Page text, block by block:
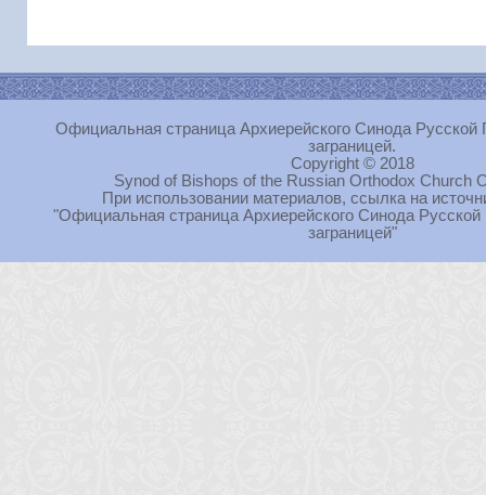
Официальная страница Архиерейского Синода Русской
заграницей.
Copyright © 2018
Synod of Bishops of the Russian Orthodox Church
При использовании материалов, ссылка на
"Официальная страница Архиерейского Синода
заграницей"